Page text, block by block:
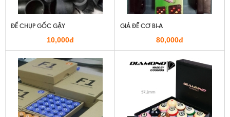
ĐẾ CHỤP GỐC GẬY
10,000đ
GIÁ ĐỂ CƠ BI-A
80,000đ